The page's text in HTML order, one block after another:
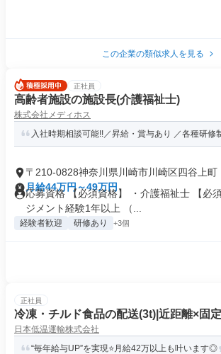
この企業の類似求人を見る
正社員
高齢者施設の施設長(介護福祉士)
株式会社メディホス
入社時期相談可能!!／昇給・賞与あり ／各種研修
〒210-0828神奈川県川崎市川崎区四谷上町
月給44万円～49万円
応募資格 【必須資格】 ・介護福祉士 【必
ジメント経験1年以上 （...
経験者歓迎 研修あり +3個
正社員
冷凍・チルド食品の配送(3t)|近距離×固
日本低温運輸株式会社
“毎年給与UP”を実現⭐月給42万以上も叶います◎